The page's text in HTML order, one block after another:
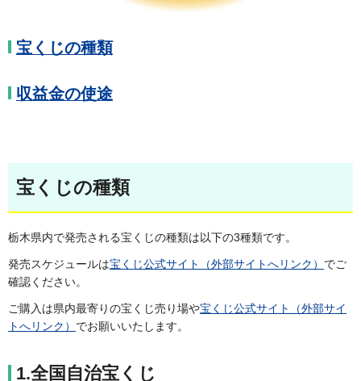
宝くじの種類
収益金の使途
宝くじの種類
栃木県内で発売される宝くじの種類は以下の3種類です。
発売スケジュールは宝くじ公式サイト（外部サイトへリンク） でご
確認ください。
ご購入は県内最寄りの宝くじ売り場や宝くじ公式サイト（外部サイ
トへリンク） でお願いいたします。
1.全国自治宝くじ